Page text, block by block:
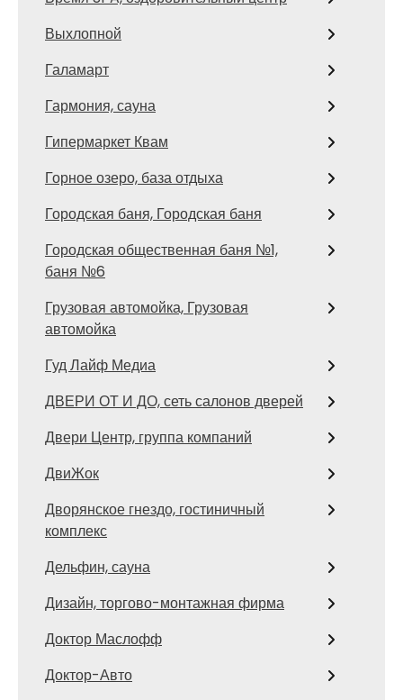
Выхлопной
Галамарт
Гармония, сауна
Гипермаркет Квам
Горное озеро, база отдыха
Городская баня, Городская баня
Городская общественная баня №1,
баня №6
Грузовая автомойка, Грузовая
автомойка
Гуд Лайф Медиа
ДВЕРИ ОТ И ДО, сеть салонов дверей
Двери Центр, группа компаний
ДвиЖок
Дворянское гнездо, гостиничный
комплекс
Дельфин, сауна
Дизайн, торгово-монтажная фирма
Доктор Маслофф
Доктор-Авто